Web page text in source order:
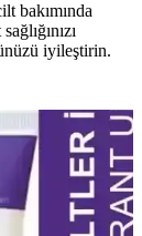
bakımında
iyileştirin.